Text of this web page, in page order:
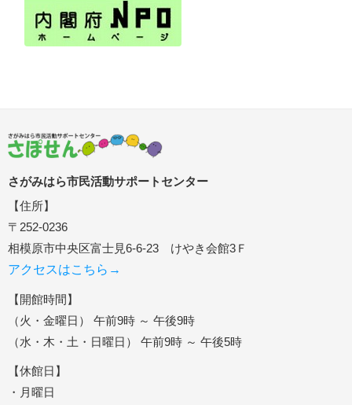
さがみはら市民活動サポートセンター
【住所】
〒252-0236
相模原市中央区富士見6-6-23 けやき会館3Ｆ
アクセスはこちら→
【開館時間】
（火・金曜日） 午前9時 ～ 午後9時
（水・木・土・日曜日） 午前9時 ～ 午後5時
【休館日】
・月曜日